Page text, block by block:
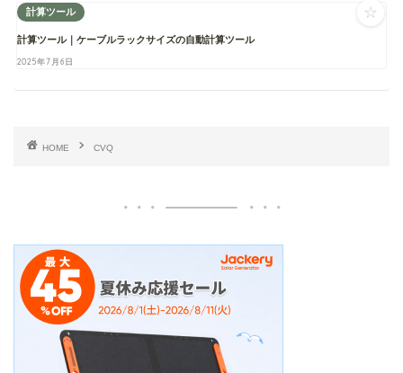
計算ツール
計算ツール｜ケーブルラックサイズの自動計算ツール
2025年7月6日
☆
HOME CVQ